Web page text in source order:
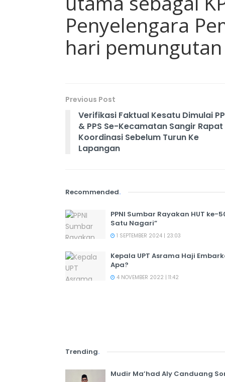
Penyelengara
hari
Previous Post
Verifikasi Faktual Kesatu Dimulai
& PPS Se-Kecamatan Sangir Rapat
Koordinasi Sebelum Turun Ke
Lapangan
Recommended.
PPNI Sumbar Rayakan HUT
Satu Nagari”
1 SEPTEMBER 2024 | 23:03
Kepala UPT Asrama Haji
Apa?
4 NOVEMBER 2022 | 11:42
Trending.
Mudir Ma’had Aly Canduang